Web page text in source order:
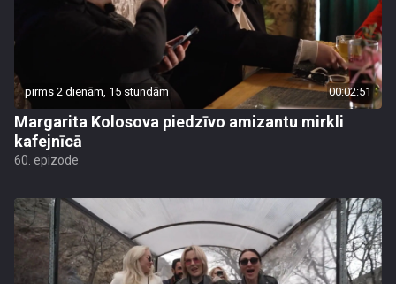
pirms 2 dienām, 15 stundām 00:02:51
Margarita Kolosova piedzīvo amizantu mirkli
kafejnīcā
60. epizode